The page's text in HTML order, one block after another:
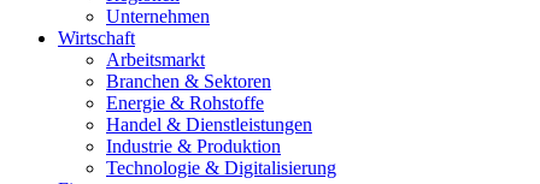
Unternehmen
Wirtschaft
Arbeitsmarkt
Branchen & Sektoren
Energie & Rohstoffe
Handel & Dienstleistungen
Industrie & Produktion
Technologie & Digitalisierung